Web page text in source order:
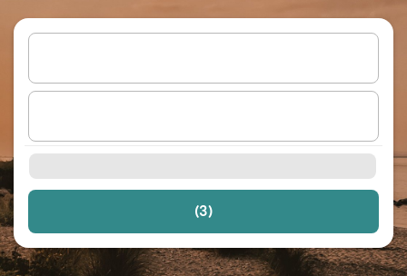
(3)